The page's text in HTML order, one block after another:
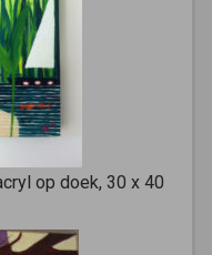
op doek, 30 x 40